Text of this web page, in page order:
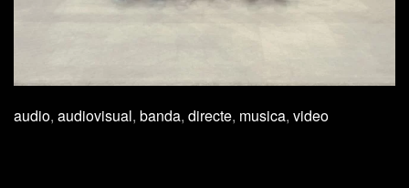
audio, audiovisual, banda, directe, musica, video